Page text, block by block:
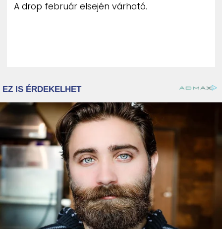
PR-ARCHÍVUM
A drop február elsején várható.